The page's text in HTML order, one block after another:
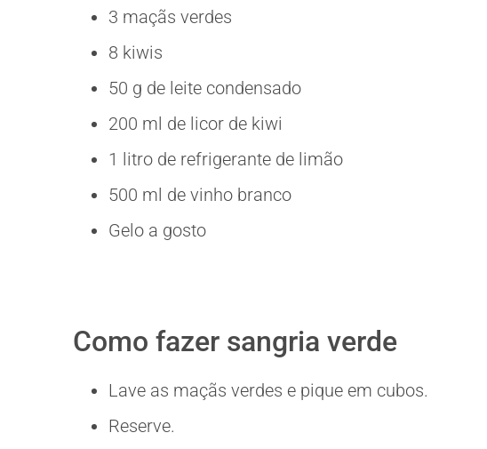
3 maçãs verdes
8 kiwis
50 g de leite condensado
200 ml de licor de kiwi
1 litro de refrigerante de limão
500 ml de vinho branco
Gelo a gosto
Como fazer sangria verde
Lave as maçãs verdes e pique em cubos.
Reserve.